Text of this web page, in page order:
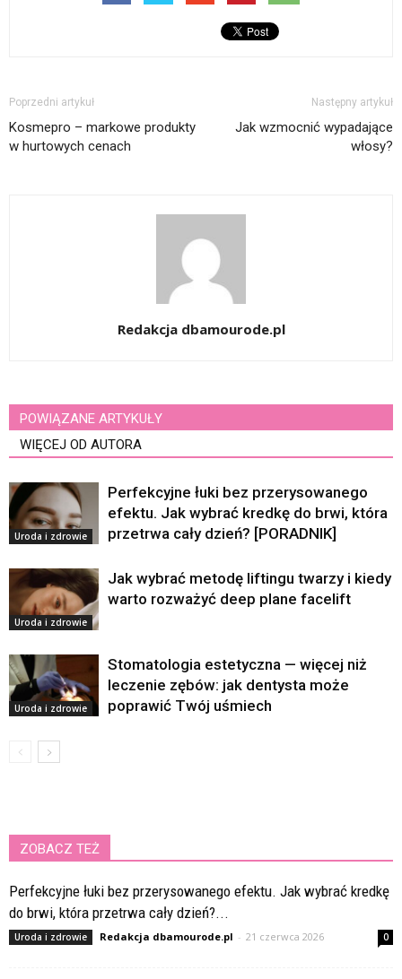
Poprzedni artykuł
Kosmepro – markowe produkty
w hurtowych cenach
Następny artykuł
Jak wzmocnić wypadające
włosy?
Redakcja dbamourode.pl
POWIĄZANE ARTYKUŁY
WIĘCEJ OD AUTORA
Uroda i zdrowie
Perfekcyjne łuki bez przerysowanego
efektu. Jak wybrać kredkę do brwi, która
przetrwa cały dzień? [PORADNIK]
Uroda i zdrowie
Jak wybrać metodę liftingu twarzy i kiedy
warto rozważyć deep plane facelift
Uroda i zdrowie
Stomatologia estetyczna — więcej niż
leczenie zębów: jak dentysta może
poprawić Twój uśmiech
ZOBACZ TEŻ
Perfekcyjne łuki bez przerysowanego efektu. Jak wybrać kredkę
do brwi, która przetrwa cały dzień?...
Uroda i zdrowie Redakcja dbamourode.pl - 21 czerwca 2026 0